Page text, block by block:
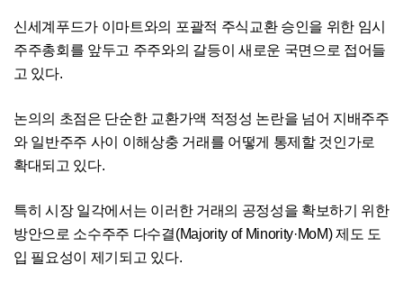
신세계푸드가 이마트와의 포괄적 주식교환 승인을 위한 임시
주주총회를 앞두고 주주와의 갈등이 새로운 국면으로 접어들
고 있다.
논의의 초점은 단순한 교환가액 적정성 논란을 넘어 지배주주
와 일반주주 사이 이해상충 거래를 어떻게 통제할 것인가로
확대되고 있다.
특히 시장 일각에서는 이러한 거래의 공정성을 확보하기 위한
방안으로 소수주주 다수결(Majority of Minority·MoM) 제도 도
입 필요성이 제기되고 있다.